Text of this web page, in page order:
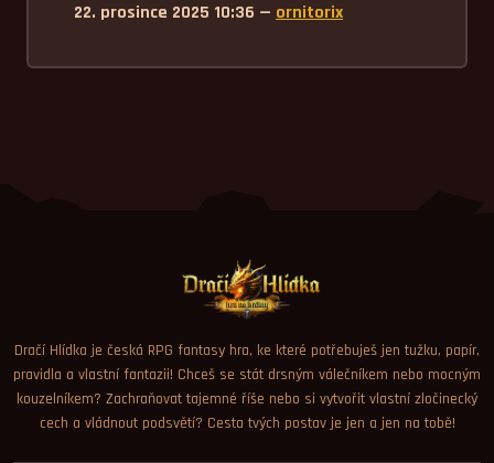
22. prosince 2025 10:36 — ornitorix
Dračí Hlídka je česká RPG fantasy hra, ke které potřebuješ jen tužku, papír,
pravidla a vlastní fantazii! Chceš se stát drsným válečníkem nebo mocným
kouzelníkem? Zachraňovat tajemné říše nebo si vytvořit vlastní zločinecký
cech a vládnout podsvětí? Cesta tvých postav je jen a jen na tobě!